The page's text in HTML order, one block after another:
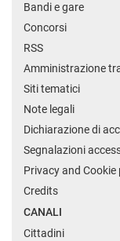
Bandi e gare
Concorsi
RSS
Amministrazione
Siti tematici
Note legali
Dichiarazione di
Segnalazioni
Privacy and Cookie
Credits
CANALI
Cittadini